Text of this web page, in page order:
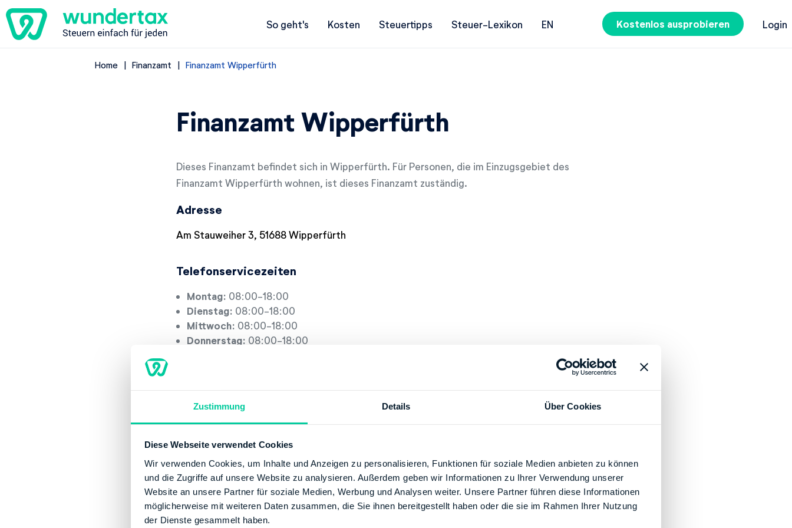
Zustimmung Details Über Cookies
Diese Webseite verwendet Cookies
Wir verwenden Cookies, um Inhalte und Anzeigen zu personalisieren, Funktionen für soziale Medien anbieten zu können
und die Zugriffe auf unsere Website zu analysieren. Außerdem geben wir Informationen zu Ihrer Verwendung unserer
Website an unsere Partner für soziale Medien, Werbung und Analysen weiter. Unsere Partner führen diese Informationen
möglicherweise mit weiteren Daten zusammen, die Sie ihnen bereitgestellt haben oder die sie im Rahmen Ihrer Nutzung
der Dienste gesammelt haben.
So geht's Kosten Steuertipps Steuer-Lexikon EN Kostenlos ausprobieren Login
Home Finanzamt Finanzamt Wipperfürth
Finanzamt Wipperfürth
Dieses Finanzamt befindet sich in Wipperfürth. Für Personen, die im Einzugsgebiet des
Finanzamt Wipperfürth wohnen, ist dieses Finanzamt zuständig.
Adresse
Am Stauweiher 3, 51688 Wipperfürth
Telefonservicezeiten
Montag: 08:00-18:00
Dienstag: 08:00-18:00
Mittwoch: 08:00-18:00
Donnerstag: 08:00-18:00
Servicestelle
Mittwoch:08:00-13:00
Donnerstag: 08:00-17:00
Freitag: 08:00-12:00
Kontaktinformation